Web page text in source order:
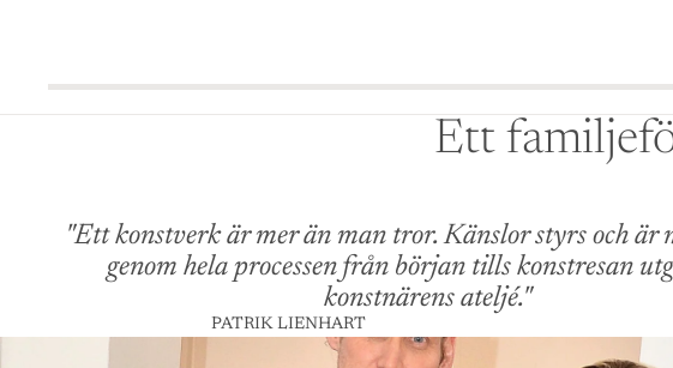
Ett
"Ett konstverk är mer än man tror. Känslor styrs och är
genom hela processen från början tills konstresan
konstnärens ateljé."
PATRIK LIENHART